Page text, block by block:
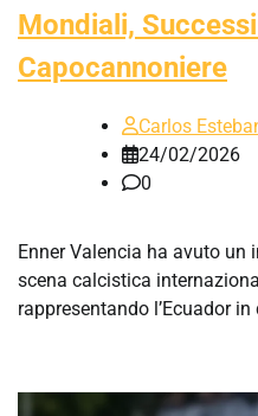
Mondiali,
Capocannoniere
Carlos
24/02/2026
0
Enner Valencia ha avuto
scena calcistica
rappresentando l’Ecuador